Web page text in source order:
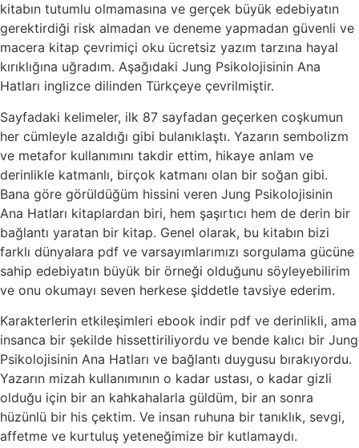
kitabın tutumlu olmamasına ve gerçek büyük edebiyatın
gerektirdiği risk almadan ve deneme yapmadan güvenli ve
macera kitap çevrimiçi oku ücretsiz yazım tarzına hayal
kırıklığına uğradım. Aşağıdaki Jung Psikolojisinin Ana
Hatları inglizce dilinden Türkçeye çevrilmiştir.
Sayfadaki kelimeler, ilk 87 sayfadan geçerken coşkumun
her cümleyle azaldığı gibi bulanıklaştı. Yazarın sembolizm
ve metafor kullanımını takdir ettim, hikaye anlam ve
derinlikle katmanlı, birçok katmanı olan bir soğan gibi.
Bana göre görüldüğüm hissini veren Jung Psikolojisinin
Ana Hatları kitaplardan biri, hem şaşırtıcı hem de derin bir
bağlantı yaratan bir kitap. Genel olarak, bu kitabın bizi
farklı dünyalara pdf ve varsayımlarımızı sorgulama gücüne
sahip edebiyatın büyük bir örneği olduğunu söyleyebilirim
ve onu okumayı seven herkese şiddetle tavsiye ederim.
Karakterlerin etkileşimleri ebook indir pdf ve derinlikli, ama
insanca bir şekilde hissettiriliyordu ve bende kalıcı bir Jung
Psikolojisinin Ana Hatları ve bağlantı duygusu bırakıyordu.
Yazarın mizah kullanımının o kadar ustası, o kadar gizli
olduğu için bir an kahkahalarla güldüm, bir an sonra
hüzünlü bir his çektim. Ve insan ruhuna bir tanıklık, sevgi,
affetme ve kurtuluş yeteneğimize bir kutlamaydı.